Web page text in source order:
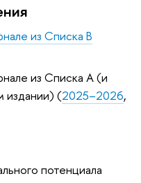
из Списка B
из Списка А (и
издании) (2025–2026,
потенциала